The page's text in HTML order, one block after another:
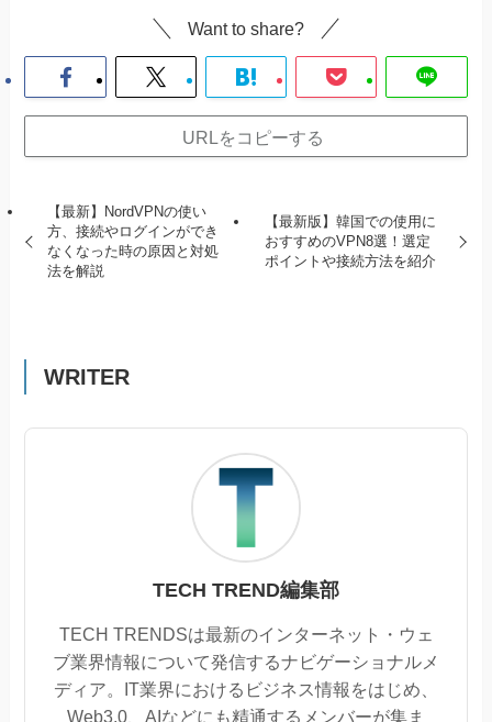
Want to share?
URLをコピーする
【最新】NordVPNの使い
方、接続やログインができ
なくなった時の原因と対処
法を解説
【最新版】韓国での使用に
おすすめのVPN8選！選定
ポイントや接続方法を紹介
WRITER
TECH TREND編集部
TECH TRENDSは最新のインターネット・ウェ
ブ業界情報について発信するナビゲーショナルメ
ディア。IT業界におけるビジネス情報をはじめ、
Web3.0、AIなどにも精通するメンバーが集ま